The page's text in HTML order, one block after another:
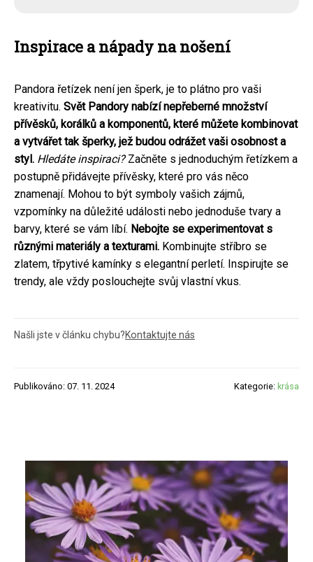
Inspirace a nápady na nošení
Pandora řetízek není jen šperk, je to plátno pro vaši
kreativitu. Svět Pandory nabízí nepřeberné množství
přívěsků, korálků a komponentů, které můžete kombinovat
a vytvářet tak šperky, jež budou odrážet vaši osobnost a
styl. Hledáte inspiraci?Začněte s jednoduchým řetízkem a
postupně přidávejte přívěsky, které pro vás něco
znamenají. Mohou to být symboly vašich zájmů,
vzpomínky na důležité události nebo jednoduše tvary a
barvy, které se vám líbí. Nebojte se experimentovat s
různými materiály a texturami. Kombinujte stříbro se
zlatem, třpytivé kamínky s elegantní perletí. Inspirujte se
trendy, ale vždy poslouchejte svůj vlastní vkus.
Našli jste v článku chybu?Kontaktujte nás
Publikováno: 07. 11. 2024 Kategorie: krása